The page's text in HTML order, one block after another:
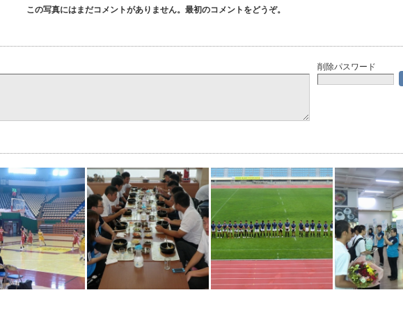
この写真にはまだコメントがありません。最初のコメントをどうぞ。
削除パスワード